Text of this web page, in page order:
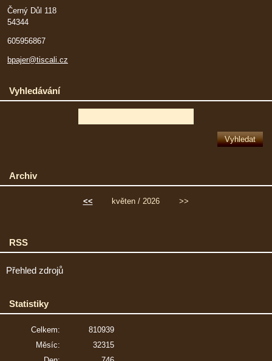
Černý Důl 118
54344
605956867
bpajer@tiscali.cz
Vyhledávání
Archiv
<< květen / 2026 >>
RSS
Přehled zdrojů
Statistiky
Celkem:
810939
Měsíc:
32315